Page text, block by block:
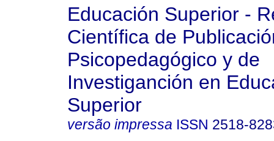
Educación Superior -
Científica de
Psicopedagógico y de
Investiganción en
Superior
versão impressa ISSN 2518-